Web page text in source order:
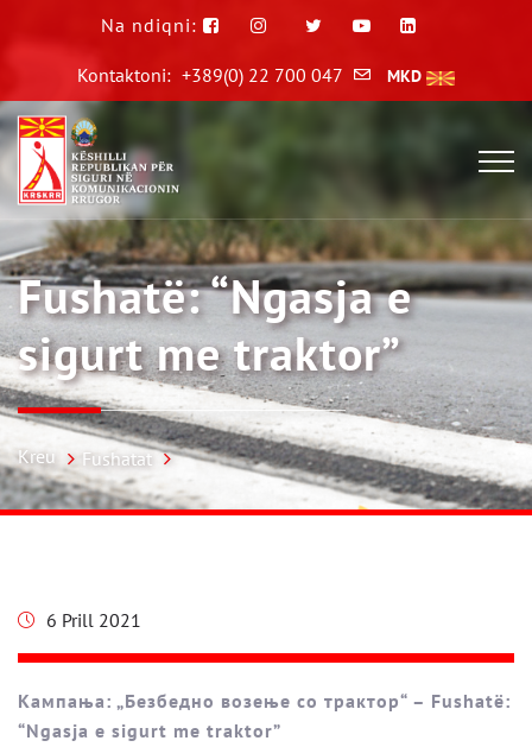
Na ndiqni:
Kontaktoni: +389(0) 22 700 047 MKD
Fushatë: “Ngasja e
sigurt me traktor”
Kreu Fushatat
6 Prill 2021
Кампања: „Безбедно возење со трактор“ – Fushatë:
“Ngasja e sigurt me traktor”